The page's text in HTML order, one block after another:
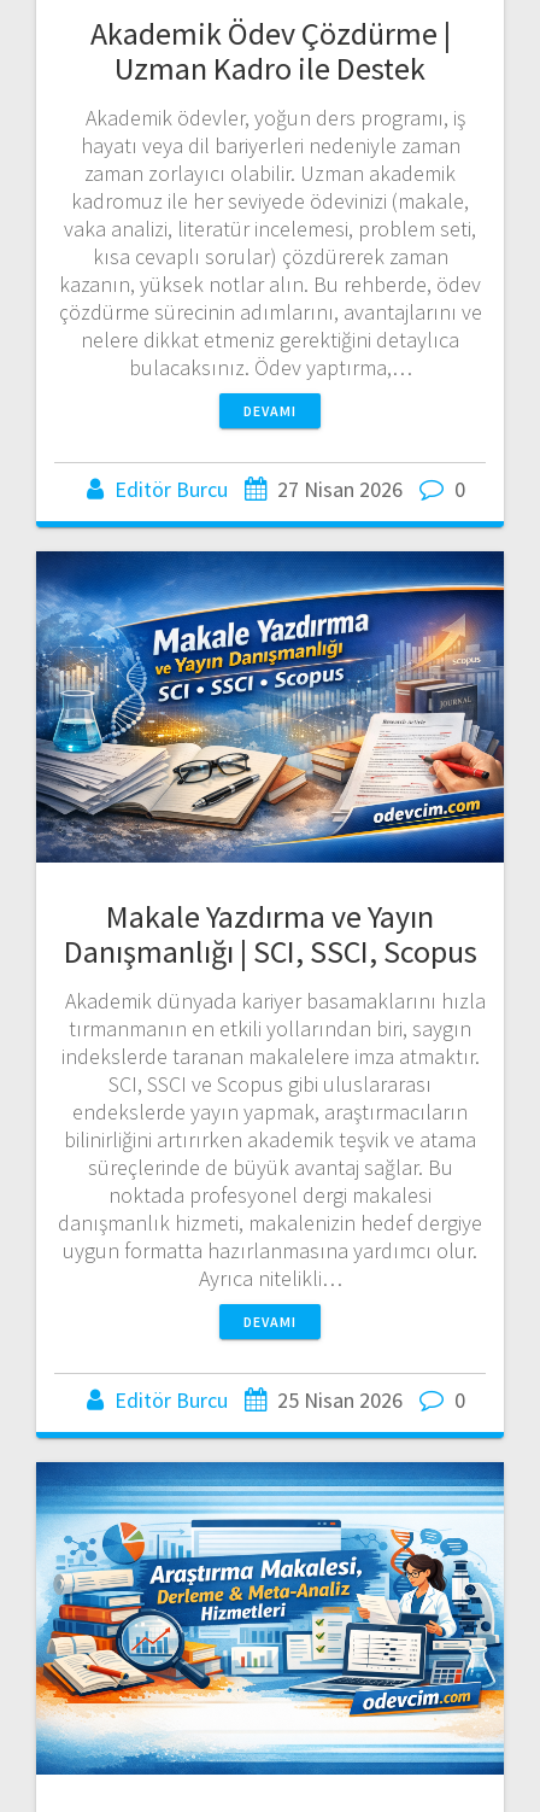
Akademik Ödev Çözdürme |
Uzman Kadro ile Destek
Akademik ödevler, yoğun ders programı, iş
hayatı veya dil bariyerleri nedeniyle zaman
zaman zorlayıcı olabilir. Uzman akademik
kadromuz ile her seviyede ödevinizi (makale,
vaka analizi, literatür incelemesi, problem seti,
kısa cevaplı sorular) çözdürerek zaman
kazanın, yüksek notlar alın. Bu rehberde, ödev
çözdürme sürecinin adımlarını, avantajlarını ve
nelere dikkat etmeniz gerektiğini detaylıca
bulacaksınız. Ödev yaptırma,…
DEVAMI
Editör Burcu 27 Nisan 2026 0
Makale Yazdırma ve Yayın
Danışmanlığı | SCI, SSCI, Scopus
Akademik dünyada kariyer basamaklarını hızla
tırmanmanın en etkili yollarından biri, saygın
indekslerde taranan makalelere imza atmaktır.
SCI, SSCI ve Scopus gibi uluslararası
endekslerde yayın yapmak, araştırmacıların
bilinirliğini artırırken akademik teşvik ve atama
süreçlerinde de büyük avantaj sağlar. Bu
noktada profesyonel dergi makalesi
danışmanlık hizmeti, makalenizin hedef dergiye
uygun formatta hazırlanmasına yardımcı olur.
Ayrıca nitelikli…
DEVAMI
Editör Burcu 25 Nisan 2026 0